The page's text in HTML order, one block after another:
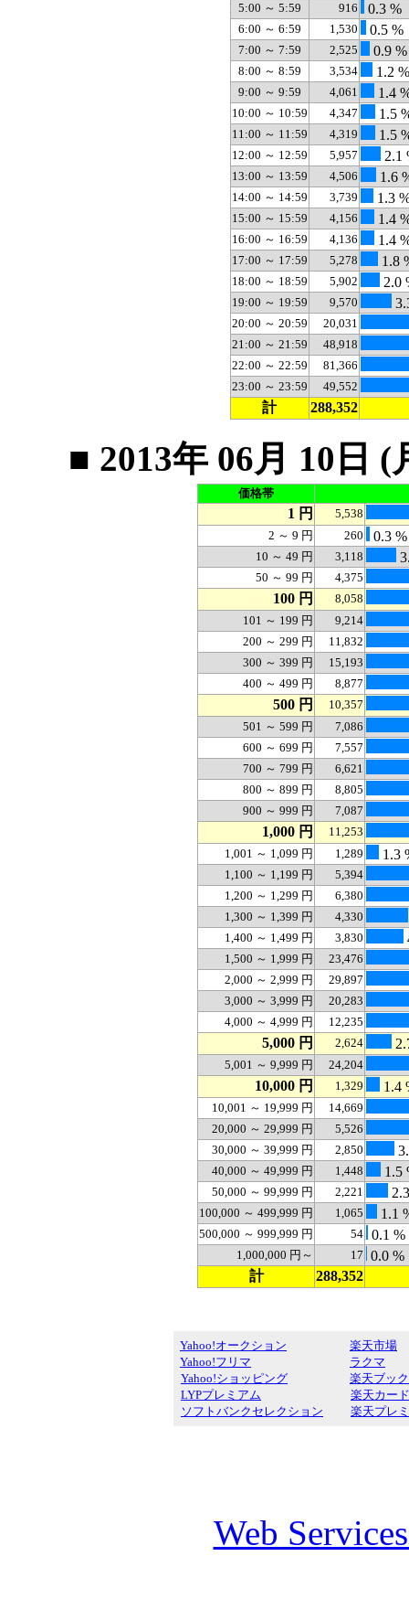
5:00 ～ 5:59 916 0.3 %
6:00 ～ 6:59 1,530 0.5 %
7:00 ～ 7:59 2,525 0.9 %
8:00 ～ 8:59 3,534 1.2 %
9:00 ～ 9:59 4,061 1.4
10:00 ～ 10:59 4,347 1.5
11:00 ～ 11:59 4,319 1.5
12:00 ～ 12:59 5,957 2.1
13:00 ～ 13:59 4,506 1.6
14:00 ～ 14:59 3,739 1.3
15:00 ～ 15:59 4,156 1.4
16:00 ～ 16:59 4,136 1.4
17:00 ～ 17:59 5,278 1.8
18:00 ～ 18:59 5,902 2.0
19:00 ～ 19:59 9,570
20:00 ～ 20:59
20,031
21:00 ～ 21:59
48,918
22:00 ～ 22:59
81,366
23:00 ～ 23:59
49,552
計 288,352
■ 2013年 06月 10日
価格帯
1 円
5,538
2 ～ 9 円
260 0.3 %
10 ～ 49 円 3,118
50 ～ 99 円 4,375
100 円
8,058
101 ～ 199 円
9,214
200 ～ 299 円
11,832
300 ～ 399 円
15,193
400 ～ 499 円
8,877
500 円
10,357
501 ～ 599 円
7,086
600 ～ 699 円
7,557
700 ～ 799 円
6,621
800 ～ 899 円
8,805
900 ～ 999 円
7,087
1,000 円
11,253
1,001 ～ 1,099 円
1,289 1.3
1,100 ～ 1,199 円
5,394
1,200 ～ 1,299 円
6,380
1,300 ～ 1,399 円
4,330
1,400 ～ 1,499 円 3,830
1,500 ～ 1,999 円
23,476
2,000 ～ 2,999 円
29,897
3,000 ～ 3,999 円
20,283
4,000 ～ 4,999 円
12,235
5,000 円 2,624
5,001 ～ 9,999 円 24,204
10,000 円 1,329 1.4
10,001 ～ 19,999 円
14,669
20,000 ～ 29,999 円
5,526
30,000 ～ 39,999 円
2,850
40,000 ～ 49,999 円 1,448 1.5
50,000 ～ 99,999 円 2,221
100,000 ～ 499,999 円 1,065 1.1
500,000 ～ 999,999 円 54 0.1 %
1,000,000 円～ 17 0.0 %
計
288,352
Yahoo!オークション
Yahoo!フリマ
Yahoo!ショッピング
LYPプレミアム
ソフトバンクセレクション
楽天市場
ラクマ
楽天ブッ
楽天カード
楽天プレ
Web